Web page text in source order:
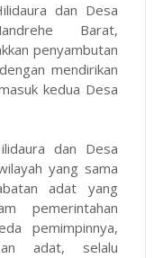
dan Desa
Barat,
penyambutan
mendirikan
kedua Desa
dan Desa
yang sama
adat yang
pemerintahan
pemimpinnya,
adat, selalu